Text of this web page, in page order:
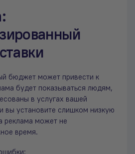
бюджет может привести к
будет показываться людям,
в услугах вашей
вы установите слишком низкую
реклама может не
время.